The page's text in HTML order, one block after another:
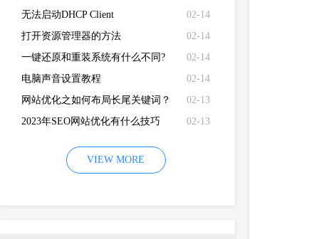
卡硬件加速功能
02-14
无法启动DHCP Client
02-14
打开资源管理器的方法
02-14
一键还原和重装系统有什么不同?
02-14
电脑声音设置教程
02-13
网站优化之如何布局长尾关键词？
02-13
2023年SEO网站优化有什么技巧
VIEW MORE